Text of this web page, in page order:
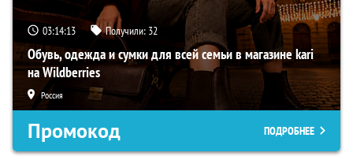
03:14:12 Получили: 32
Обувь, одежда и сумки для всей семьи в магазине kari
на Wildberries
Россия
Промокод ПОДРОБНЕЕ